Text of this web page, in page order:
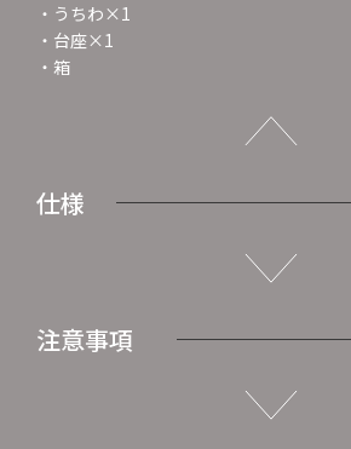
・うちわ×1
・台座×1
・箱
仕様
注意事項